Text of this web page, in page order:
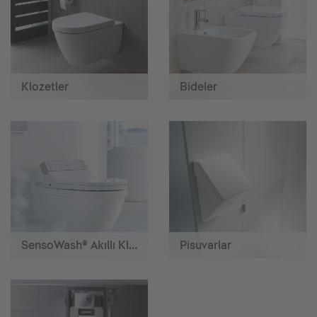
Klozetler Bideler
SensoWash® Akıllı Klozetler Pisuvarlar